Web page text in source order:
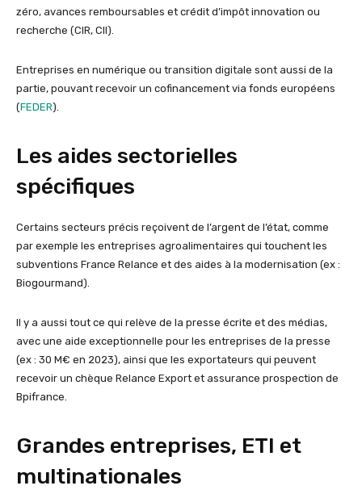
zéro, avances remboursables et crédit d’impôt innovation ou
recherche (CIR, CII).
Entreprises en numérique ou transition digitale sont aussi de la
partie, pouvant recevoir un cofinancement via fonds européens
(FEDER).
Les aides sectorielles
spécifiques
Certains secteurs précis reçoivent de l’argent de l’état, comme
par exemple les entreprises agroalimentaires qui touchent les
subventions France Relance et des aides à la modernisation (ex :
Biogourmand).
Il y a aussi tout ce qui relève de la presse écrite et des médias,
avec une aide exceptionnelle pour les entreprises de la presse
(ex : 30 M€ en 2023), ainsi que les exportateurs qui peuvent
recevoir un chèque Relance Export et assurance prospection de
Bpifrance.
Grandes entreprises, ETI et
multinationales